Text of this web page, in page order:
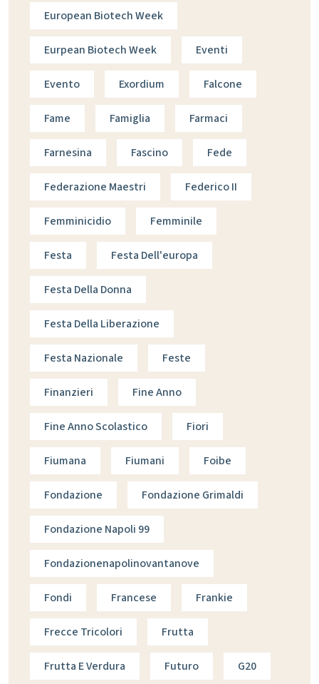
European Biotech Week
Eurpean Biotech Week Eventi
Evento Exordium Falcone
Fame Famiglia Farmaci
Farnesina Fascino Fede
Federazione Maestri Federico II
Femminicidio Femminile
Festa Festa Dell'europa
Festa Della Donna
Festa Della Liberazione
Festa Nazionale Feste
Finanzieri Fine Anno
Fine Anno Scolastico Fiori
Fiumana Fiumani Foibe
Fondazione Fondazione Grimaldi
Fondazione Napoli 99
Fondazionenapolinovantanove
Fondi Francese Frankie
Frecce Tricolori Frutta
Frutta E Verdura Futuro G20